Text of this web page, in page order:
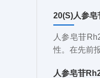
20(S)人参
人参皂苷
性。在先前
人参皂苷